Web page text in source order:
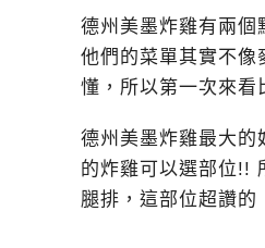
德州美墨炸雞有兩個
他們的菜單其實不像
懂，所以第一次來看
德州美墨炸雞最大的
的炸雞可以選部位!!
腿排，這部位超讚的